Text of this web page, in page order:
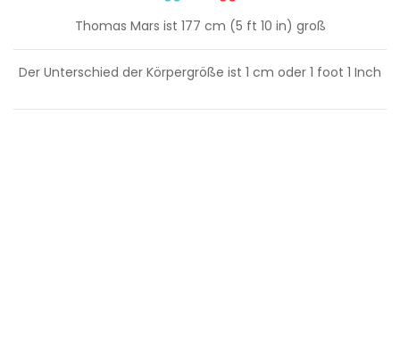
Thomas Mars ist 177 cm (5 ft 10 in) groß
Der Unterschied der Körpergröße ist 1 cm oder 1 foot 1 Inch